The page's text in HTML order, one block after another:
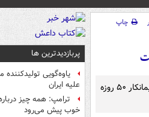
چاپ
عضو کمیسیون امنیت ملی گفت: زیرساخت‌های سایت هسته‌ای فردو توسط یک پیمانکار ۵۰ روزه
پربازدیدترین ها
یاوه‌گویی
علیه ایران
ترامپ: همه چیز
خوب پیش می‌رود